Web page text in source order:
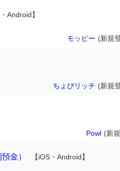
・Android】
モッピー (新規
ちょびリッチ (新規
Powl (新
金） 【iOS・Android】